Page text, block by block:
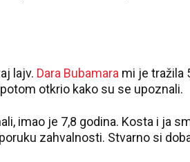
lajv. Dara Bubamara mi je tražila
otkrio kako su se upoznali.
imao je 7,8 godina. Kosta i ja
zahvalnosti. Stvarno si